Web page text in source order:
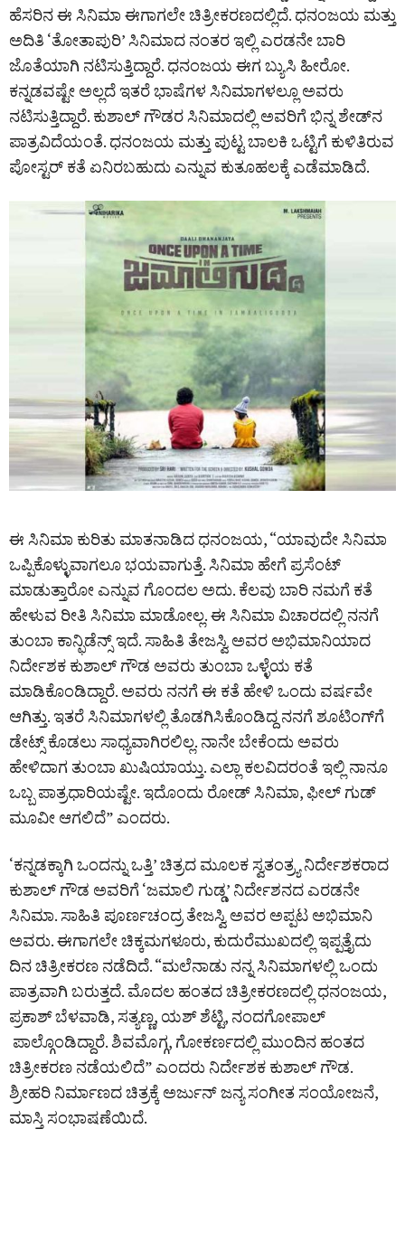
ಹೆಸರಿನ ಈ ಸಿನಿಮಾ ಈಗಾಗಲೇ ಚಿತ್ರೀಕರಣದಲ್ಲಿದೆ. ಧನಂಜಯ ಮತ್ತು
ಅದಿತಿ ‘ತೋತಾಪುರಿ’ ಸಿನಿಮಾದ ನಂತರ ಇಲ್ಲಿ ಎರಡನೇ ಬಾರಿ
ಜೊತೆಯಾಗಿ ನಟಿಸುತ್ತಿದ್ದಾರೆ. ಧನಂಜಯ ಈಗ ಬ್ಯುಸಿ ಹೀರೋ.
ಕನ್ನಡವಷ್ಟೇ ಅಲ್ಲದೆ ಇತರೆ ಭಾಷೆಗಳ ಸಿನಿಮಾಗಳಲ್ಲೂ ಅವರು
ನಟಿಸುತ್ತಿದ್ದಾರೆ. ಕುಶಾಲ್ ಗೌಡರ ಸಿನಿಮಾದಲ್ಲಿ ಅವರಿಗೆ ಭಿನ್ನ ಶೇಡ್‌ನ
ಪಾತ್ರವಿದೆಯಂತೆ. ಧನಂಜಯ ಮತ್ತು ಪುಟ್ಟ ಬಾಲಕಿ ಒಟ್ಟಿಗೆ ಕುಳಿತಿರುವ
ಪೋಸ್ಟರ್‌ ಕತೆ ಏನಿರಬಹುದು ಎನ್ನುವ ಕುತೂಹಲಕ್ಕೆ ಎಡೆಮಾಡಿದೆ.
ಈ ಸಿನಿಮಾ ಕುರಿತು ಮಾತನಾಡಿದ ಧನಂಜಯ, “ಯಾವುದೇ ಸಿನಿಮಾ
ಒಪ್ಪಿಕೊಳ್ಳುವಾಗಲೂ ಭಯವಾಗುತ್ತೆ. ಸಿನಿಮಾ ಹೇಗೆ ಪ್ರಸೆಂಟ್
ಮಾಡುತ್ತಾರೋ ಎನ್ನುವ ಗೊಂದಲ ಅದು. ಕೆಲವು ಬಾರಿ ನಮಗೆ ಕತೆ
ಹೇಳುವ ರೀತಿ ಸಿನಿಮಾ ಮಾಡೋಲ್ಲ. ಈ ಸಿನಿಮಾ ವಿಚಾರದಲ್ಲಿ ನನಗೆ
ತುಂಬಾ ಕಾನ್ಫಿಡೆನ್ಸ್ ಇದೆ. ಸಾಹಿತಿ ತೇಜಸ್ವಿ ಅವರ ಅಭಿಮಾನಿಯಾದ
ನಿರ್ದೇಶಕ ಕುಶಾಲ್ ಗೌಡ ಅವರು ತುಂಬಾ ಒಳ್ಳೆಯ ಕತೆ
ಮಾಡಿಕೊಂಡಿದ್ದಾರೆ. ಅವರು ನನಗೆ ಈ ಕತೆ ಹೇಳಿ ಒಂದು ವರ್ಷವೇ
ಆಗಿತ್ತು. ಇತರೆ ಸಿನಿಮಾಗಳಲ್ಲಿ ತೊಡಗಿಸಿಕೊಂಡಿದ್ದ ನನಗೆ ಶೂಟಿಂಗ್‌ಗೆ
ಡೇಟ್ಸ್ ಕೊಡಲು ಸಾಧ್ಯವಾಗಿರಲಿಲ್ಲ. ನಾನೇ ಬೇಕೆಂದು ಅವರು
ಹೇಳಿದಾಗ ತುಂಬಾ ಖುಷಿಯಾಯ್ತು. ಎಲ್ಲಾ ಕಲವಿದರಂತೆ ಇಲ್ಲಿ ನಾನೂ
ಒಬ್ಬ ಪಾತ್ರಧಾರಿಯಷ್ಟೇ. ಇದೊಂದು ರೋಡ್ ಸಿನಿಮಾ, ಫೀಲ್ ಗುಡ್‌
ಮೂವೀ ಆಗಲಿದೆ” ಎಂದರು.
‘ಕನ್ನಡಕ್ಕಾಗಿ ಒಂದನ್ನು ಒತ್ತಿ’ ಚಿತ್ರದ ಮೂಲಕ ಸ್ವತಂತ್ರ್ಯ ನಿರ್ದೇಶಕರಾದ
ಕುಶಾಲ್ ಗೌಡ ಅವರಿಗೆ ‘ಜಮಾಲಿ ಗುಡ್ಡ’ ನಿರ್ದೇಶನದ ಎರಡನೇ
ಸಿನಿಮಾ. ಸಾಹಿತಿ ಪೂರ್ಣಚಂದ್ರ ತೇಜಸ್ವಿ ಅವರ ಅಪ್ಪಟ ಅಭಿಮಾನಿ
ಅವರು. ಈಗಾಗಲೇ ಚಿಕ್ಕಮಗಳೂರು, ಕುದುರೆಮುಖದಲ್ಲಿ ಇಪ್ಪತ್ತೈದು
ದಿನ ಚಿತ್ರೀಕರಣ ನಡೆದಿದೆ. “ಮಲೆನಾಡು ನನ್ನ ಸಿನಿಮಾಗಳಲ್ಲಿ ಒಂದು
ಪಾತ್ರವಾಗಿ ಬರುತ್ತದೆ. ಮೊದಲ ಹಂತದ ಚಿತ್ರೀಕರಣದಲ್ಲಿ ಧನಂಜಯ,
ಪ್ರಕಾಶ್ ಬೆಳವಾಡಿ, ಸತ್ಯಣ್ಣ, ಯಶ್‌ ಶೆಟ್ಟಿ, ನಂದಗೋಪಾಲ್‌
ಪಾಲ್ಗೊಂಡಿದ್ದಾರೆ. ಶಿವಮೊಗ್ಗ, ಗೋಕರ್ಣದಲ್ಲಿ ಮುಂದಿನ ಹಂತದ
ಚಿತ್ರೀಕರಣ ನಡೆಯಲಿದೆ” ಎಂದರು ನಿರ್ದೇಶಕ ಕುಶಾಲ್ ಗೌಡ.
ಶ್ರೀಹರಿ ನಿರ್ಮಾಣದ ಚಿತ್ರಕ್ಕೆ ಅರ್ಜುನ್ ಜನ್ಯ ಸಂಗೀತ ಸಂಯೋಜನೆ,
ಮಾಸ್ತಿ ಸಂಭಾ‍ಷಣೆಯಿದೆ.